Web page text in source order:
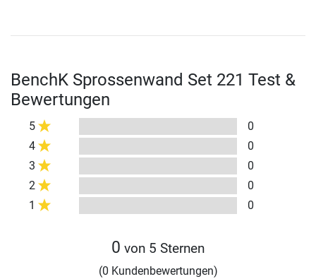
BenchK Sprossenwand Set 221 Test &
Bewertungen
5
0
4
0
3
0
2
0
1
0
0 von 5 Sternen
(0 Kundenbewertungen)